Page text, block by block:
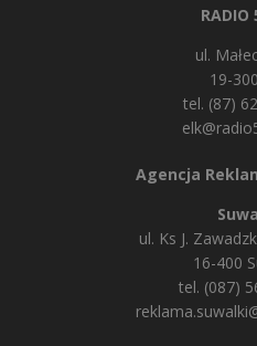
RADIO
ul.
19-
tel. (87)
Agencja
ul. Ks J.
16-400
tel. (087)